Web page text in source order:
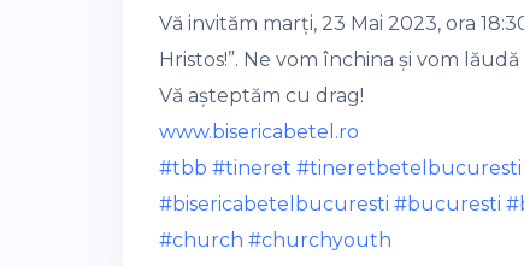
Vă invităm marți, 23 Mai 2023, ora
Hristos!”. Ne vom închina și vom
Vă așteptăm cu drag!
www.bisericabetel.ro
#tbb #tineret #tineretbetelbucuresti
#bisericabetelbucuresti #bucuresti
#church #churchyouth